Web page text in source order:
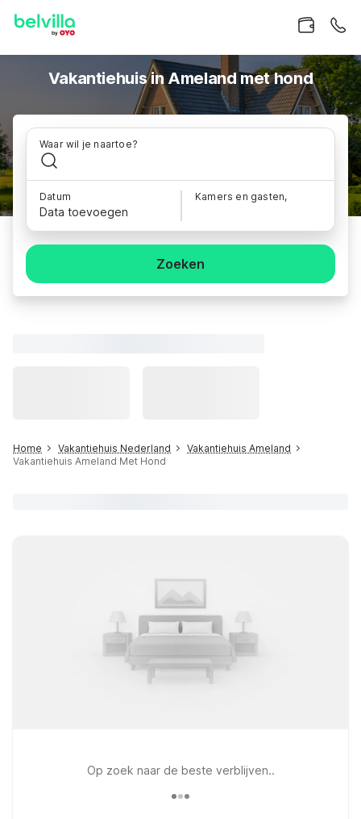
Vakantiehuis in Ameland met hond
Waar wil je naartoe?
Datum
Data toevoegen
Kamers en gasten,
Zoeken
Home Vakantiehuis Nederland
Vakantiehuis Ameland
Vakantiehuis Ameland Met Hond
Op zoek naar de beste verblijven..